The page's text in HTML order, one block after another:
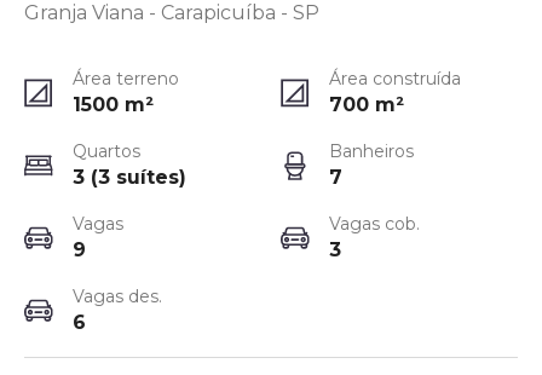
Granja Viana - Carapicuíba - SP
Área terreno
1500 m²
Área construída
700 m²
Quartos
3 (3 suítes)
Banheiros
7
Vagas
9
Vagas cob.
3
Vagas des.
6